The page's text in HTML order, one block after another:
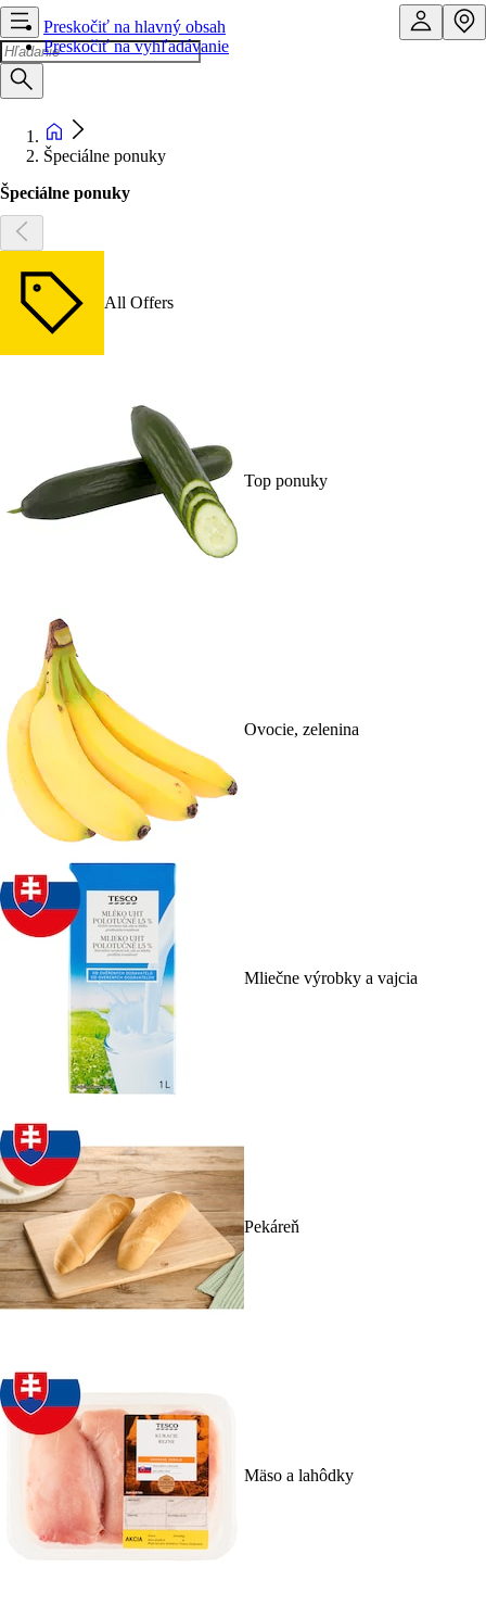
Preskočiť na hlavný obsah
Preskočiť na vyhľadávanie
Špeciálne ponuky
Špeciálne ponuky
All Offers
Top ponuky
Ovocie, zelenina
Mliečne výrobky a vajcia
Pekáreň
Mäso a lahôdky